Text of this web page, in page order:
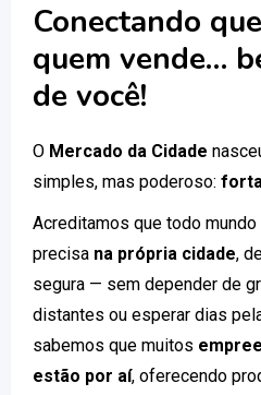
Conectando
quem vende…
de você!
O Mercado da Cidade
simples, mas poderoso:
Acreditamos que todo
precisa na própria cidade,
segura — sem depender de
distantes ou esperar dias
sabemos que muitos
estão por aí, oferecendo